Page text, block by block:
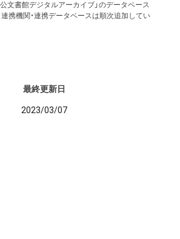
文書館デジタルアーカイブ」のデータベース
携機関・連携データベースは順次追加してい
最終更新日
2023/03/07